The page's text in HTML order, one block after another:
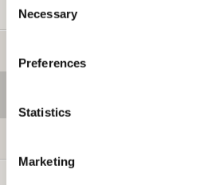
Selection
Necessary
Preferences
Statistics
Marketing
お問い合わせ